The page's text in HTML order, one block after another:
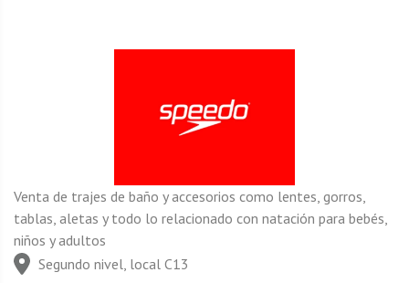
Venta de trajes de baño y accesorios como lentes, gorros,
tablas, aletas y todo lo relacionado con natación para bebés,
niños y adultos
Segundo nivel, local C13